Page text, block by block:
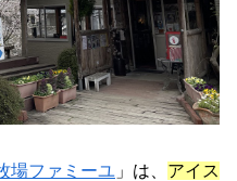
場ファミーユ 」は、 アイス